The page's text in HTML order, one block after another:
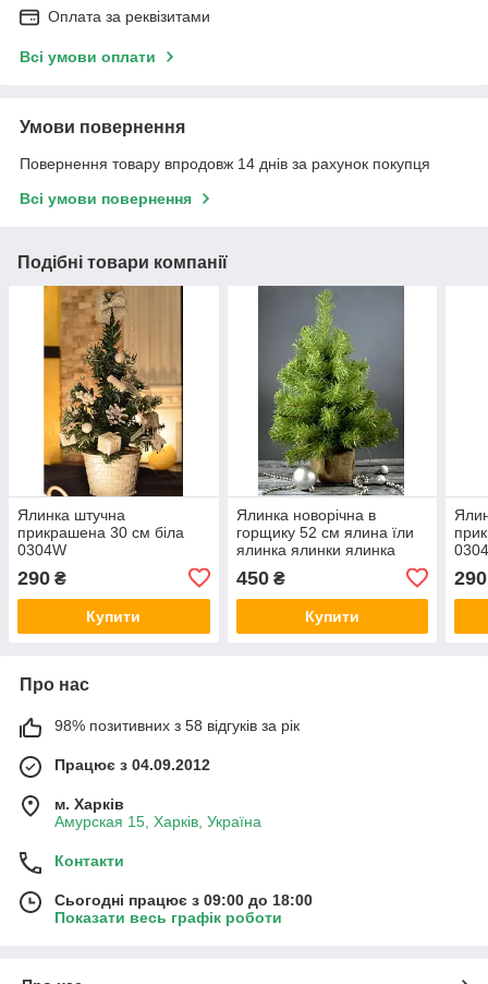
Оплата за реквізитами
Всі умови оплати
Умови повернення
Повернення товару впродовж 14 днів за рахунок покупця
Всі умови повернення
Подібні товари компанії
Ялинка штучна
прикрашена 30 см біла
0304W
290 ₴
Купити
Ялинка новорічна в
горщику 52 см ялина їли
ялинка ялинки ялинка
штучна ялинка ялинки
сосни
450₴
Купити
290
Про нас
98% позитивних з 58 відгуків за рік
Працює з 04.09.2012
м. Харків
Амурская 15, Харків, Україна
Контакти
Сьогодні працює з 09:00 до 18:00
Показати весь графік роботи